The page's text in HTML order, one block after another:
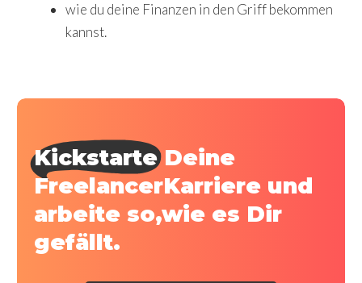
wie du deine Finanzen in den Griff bekommen
kannst.
KickstarteDeine
FreelancerKarriere und
arbeite so,wie es Dir
gefällt.